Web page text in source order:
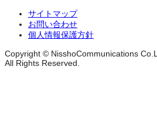
サイトマップ
お問い合わせ
個人情報保護方針
Copyright © NisshoCommunications
All Rights Reserved.